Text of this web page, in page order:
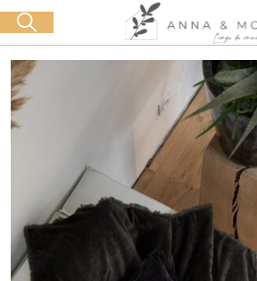
Kostenlose Lieferung ab 60€ Einkauf
Suche starten